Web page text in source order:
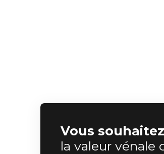
Vous
la valeur vénale